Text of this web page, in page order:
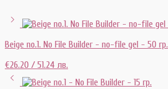
Beige no.1. No File Builder - no-file gel - 50 гр.
€26.20 / 51.24 лв.